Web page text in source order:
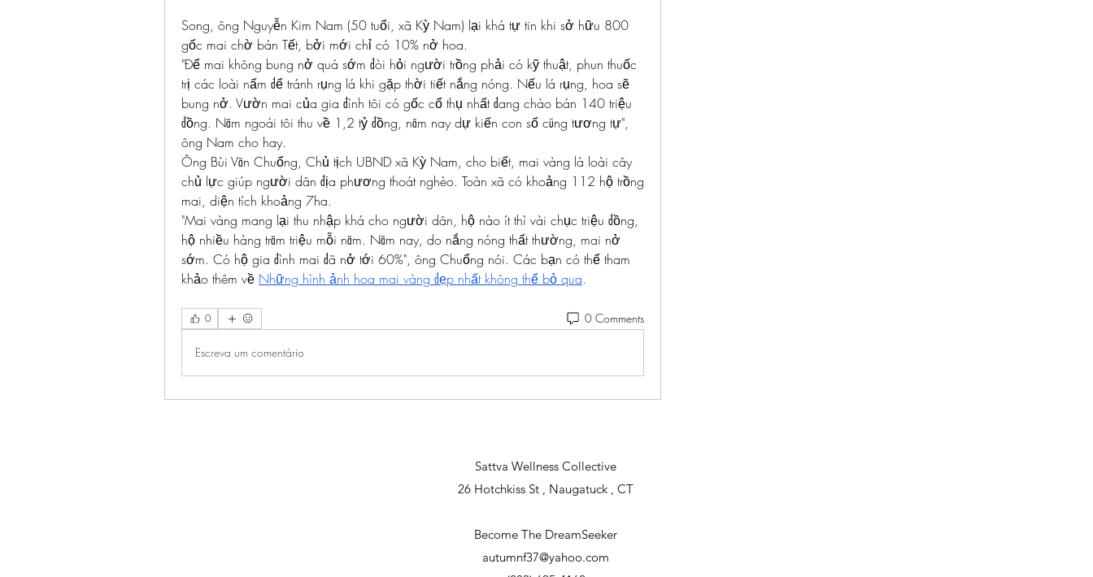
Song, ông Nguyễn Kim Nam (50 tuổi, xã Kỳ Nam) lại khá tự tin khi sở hữu 800
gốc mai chờ bán Tết, bởi mới chỉ có 10% nở hoa.
"Để mai không bung nở quá sớm đòi hỏi người trồng phải có kỹ thuật, phun thuốc
trị các loài nấm để tránh rụng lá khi gặp thời tiết nắng nóng. Nếu lá rụng, hoa sẽ
bung nở. Vườn mai của gia đình tôi có gốc cổ thụ nhất đang chào bán 140 triệu
đồng. Năm ngoái tôi thu về 1,2 tỷ đồng, năm nay dự kiến con số cũng tương tự",
ông Nam cho hay.
Ông Bùi Văn Chuổng, Chủ tịch UBND xã Kỳ Nam, cho biết, mai vàng là loài cây
chủ lực giúp người dân địa phương thoát nghèo. Toàn xã có khoảng 112 hộ trồng
mai, diện tích khoảng 7ha.
"Mai vàng mang lại thu nhập khá cho người dân, hộ nào ít thì vài chục triệu đồng,
hộ nhiều hàng trăm triệu mỗi năm. Năm nay, do nắng nóng thất thường, mai nở
sớm. Có hộ gia đình mai đã nở tới 60%", ông Chuổng nói. Các bạn có thể tham
khảo thêm về Những hình ảnh hoa mai vàng đẹp nhất không thể bỏ qua.
0 0 Comments
Escreva um comentário
Sattva Wellness Collective
26 Hotchkiss St , Naugatuck , CT
Become The DreamSeeker
autumnf37@yahoo.com